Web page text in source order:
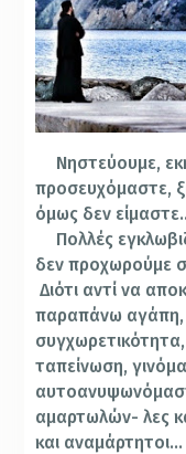
Νηστεύουμε,
προσευχόμαστε,
όμως δεν
Πολλές
δεν προχωρούμε
Διότι αντί να
παραπάνω
ταπείνωση,
αμαρτωλών- λες
και αναμάρτητοι…